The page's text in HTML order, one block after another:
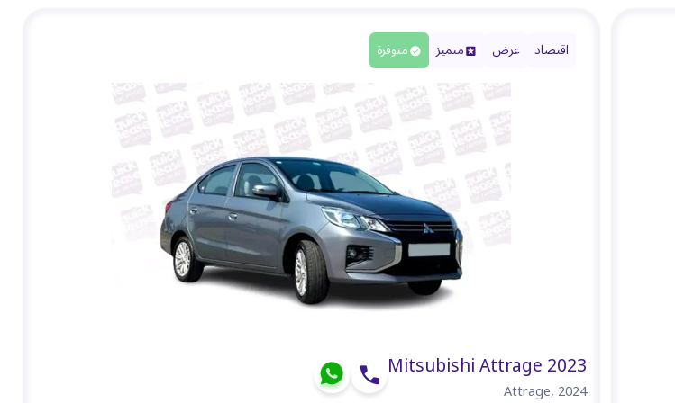
اقتصاد عرض متميز متوفرة
Mitsubishi Attrage 2023
Attrage,2024